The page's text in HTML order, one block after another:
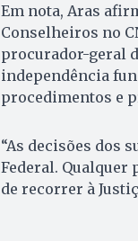
Em nota, Aras
Conselheiros no
procurador-geral
independência
procedimentos e
“As decisões dos
Federal. Qualquer
de recorrer à